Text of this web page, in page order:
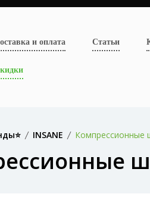
и оплата Статьи
INSANE Компрессионные